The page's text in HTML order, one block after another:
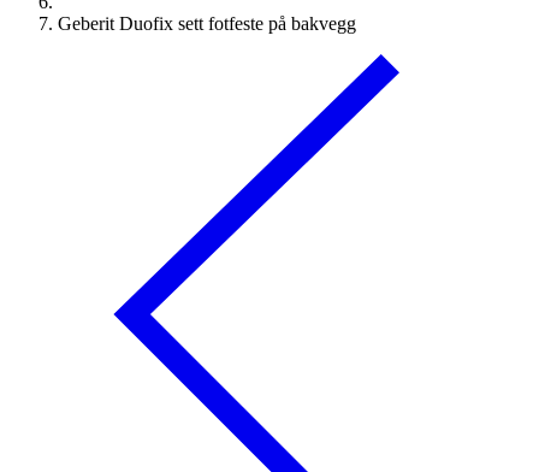
Geberit Duofix sett fotfeste på bakvegg